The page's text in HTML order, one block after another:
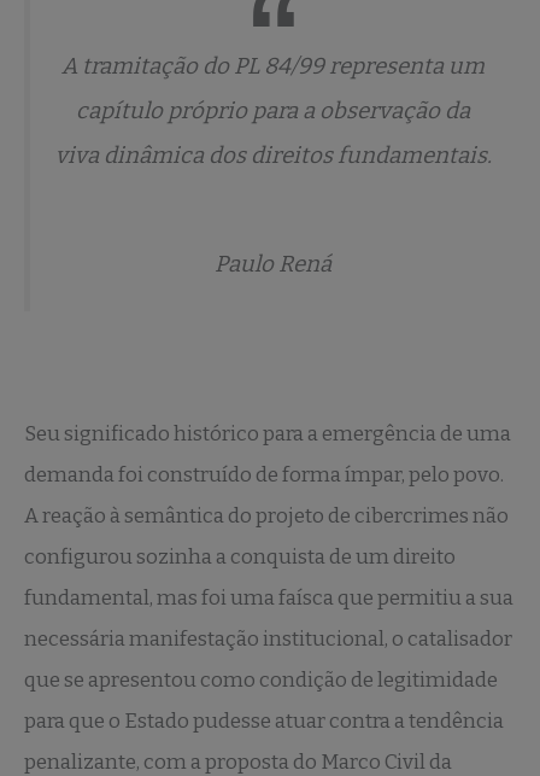
A tramitação do PL 84/99 representa um
capítulo próprio para a observação da
viva dinâmica dos direitos fundamentais.
Paulo Rená
Seu significado histórico para a emergência de uma
demanda foi construído de forma ímpar, pelo povo.
A reação à semântica do projeto de cibercrimes não
configurou sozinha a conquista de um direito
fundamental, mas foi uma faísca que permitiu a sua
necessária manifestação institucional, o catalisador
que se apresentou como condição de legitimidade
para que o Estado pudesse atuar contra a tendência
penalizante, com a proposta do Marco Civil da